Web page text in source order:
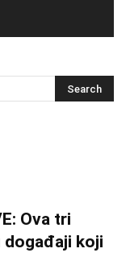
Ova tri
događaji koji